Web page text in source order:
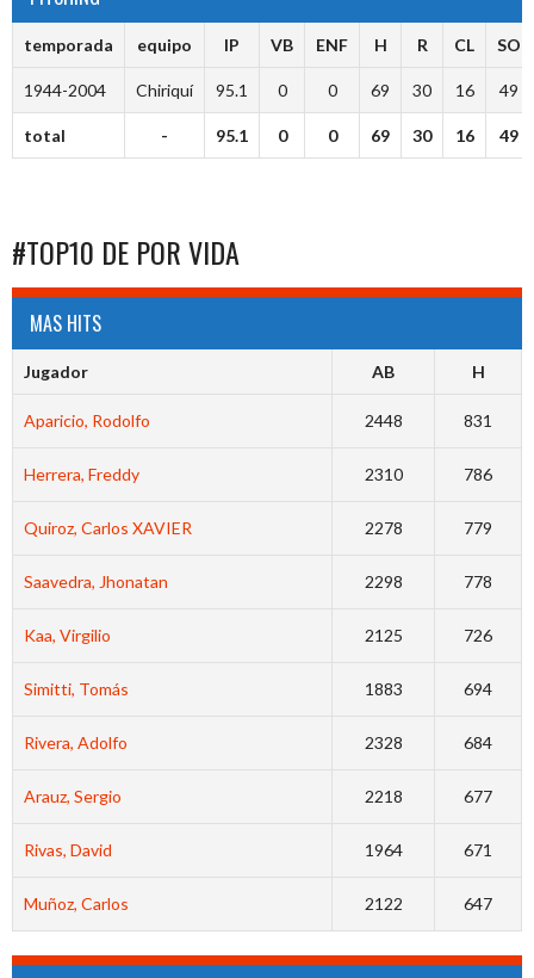
temporada equipo IP VB ENF H R CL SO
1944-2004 Chiriquí 95.1 0 0 69 30 16 49
total - 95.1 0 0 69 30 16 49
#TOP10 DE POR VIDA
MAS HITS
Jugador AB H
Aparicio, Rodolfo 2448 831
Herrera, Freddy 2310 786
Quiroz, Carlos XAVIER 2278 779
Saavedra, Jhonatan 2298 778
Kaa, Virgilio 2125 726
Simitti, Tomás 1883 694
Rivera, Adolfo 2328 684
Arauz, Sergio 2218 677
Rivas, David 1964 671
Muñoz, Carlos 2122 647